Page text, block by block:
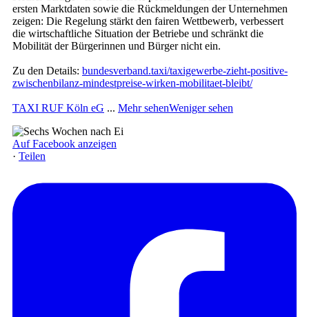
ersten Marktdaten sowie die Rückmeldungen der Unternehmen
zeigen: Die Regelung stärkt den fairen Wettbewerb, verbessert
die wirtschaftliche Situation der Betriebe und schränkt die
Mobilität der Bürgerinnen und Bürger nicht ein.
Zu den Details: bundesverband.taxi/taxigewerbe-zieht-positive-
zwischenbilanz-mindestpreise-wirken-mobilitaet-bleibt/
TAXI RUF Köln eG ... Mehr sehenWeniger sehen
Auf Facebook anzeigen
· Teilen